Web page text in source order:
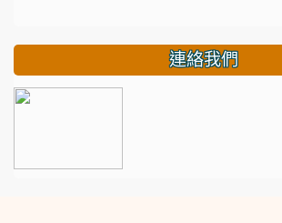
連絡我們